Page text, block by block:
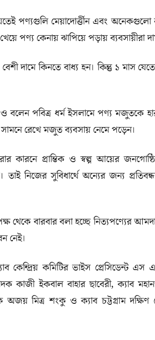
পণ্যগুলি মেয়াদোর্ত্তীন এবং
পণ্য কেনায় ঝাপিয়ে পড়ায় ব্যবসায়ীরা
দামে কিনতে বাধ্য হন। কিন্তু ১ মাস
বলেন পবিত্র ধর্ম ইসলামে পণ্য মজুতকে
রেখে মজুত ব্যবসায় নেমে পড়েন।
প্রান্তিক ও স্বল্প আয়ের
নিজের সুবিধার্থে অন্যের জন্য
থেকে বারবার বলা হচ্ছে নিত্যপণ্যের
নেই।
কেন্দ্রিয় কমিটির ভাইস প্রেসিডেন্ট এস
কাজী ইকবাল বাহার ছাবেরী, ক্যাব
অজয় মিত্র শংকু ও ক্যাব চট্টগ্রাম